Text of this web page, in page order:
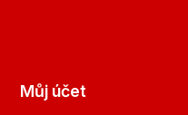
Můj účet